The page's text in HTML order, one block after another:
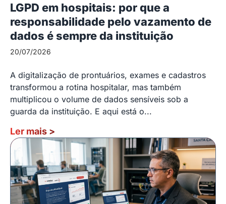
LGPD em hospitais: por que a
responsabilidade pelo vazamento de
dados é sempre da instituição
20/07/2026
A digitalização de prontuários, exames e cadastros
transformou a rotina hospitalar, mas também
multiplicou o volume de dados sensíveis sob a
guarda da instituição. E aqui está o...
Ler mais >